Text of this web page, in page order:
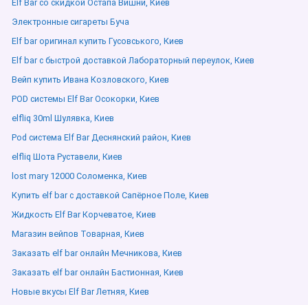
Elf Bar со скидкой Остапа Вишни, Киев
Электронные сигареты Буча
Elf bar оригинал купить Гусовського, Киев
Elf bar с быстрой доставкой Лабораторный переулок, Киев
Вейп купить Ивана Козловского, Киев
POD системы Elf Bar Осокорки, Киев
elfliq 30ml Шулявка, Киев
Pod система Elf Bar Деснянский район, Киев
elfliq Шота Руставели, Киев
lost mary 12000 Соломенка, Киев
Купить elf bar с доставкой Сапёрное Поле, Киев
Жидкость Elf Bar Корчеватое, Киев
Магазин вейпов Товарная, Киев
Заказать elf bar онлайн Мечникова, Киев
Заказать elf bar онлайн Бастионная, Киев
Новые вкусы Elf Bar Летняя, Киев